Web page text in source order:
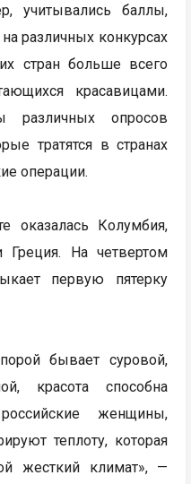
учитывались баллы,
различных конкурсах
стран больше всего
красавицами.
опросов
тратятся в странах
операции.
оказалась Колумбия,
На четвертом
первую пятерку
бывает суровой,
красота способна
женщины,
теплоту, которая
жесткий климат», —